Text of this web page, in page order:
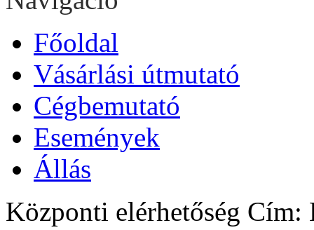
Főoldal
Vásárlási útmutató
Cégbemutató
Események
Állás
Központi elérhetőség Cím: